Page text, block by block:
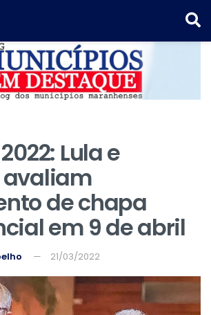
Lula e
de chapa
em 9 de abril
21/03/2022